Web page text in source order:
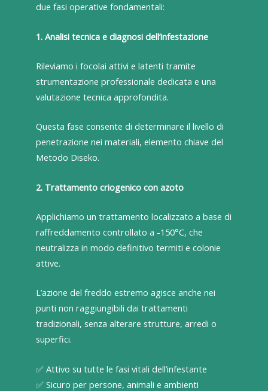
due fasi operative fondamentali:
1. Analisi tecnica e diagnosi dell’infestazione
Rileviamo i focolai attivi e latenti tramite
strumentazione professionale dedicata e una
valutazione tecnica approfondita.
Questa fase consente di determinare il livello di
penetrazione nei materiali, elemento chiave del
Metodo Diseko.
2. Trattamento criogenico con azoto
Applichiamo un trattamento localizzato a base di
raffreddamento controllato a -150°C, che
neutralizza in modo definitivo termiti e colonie
attive.
L’azione del freddo estremo agisce anche nei
punti non raggiungibili dai trattamenti
tradizionali, senza alterare strutture, arredi o
superfici.
✅ Attivo su tutte le fasi vitali dell’infestante
✅ Sicuro per persone, animali e ambienti